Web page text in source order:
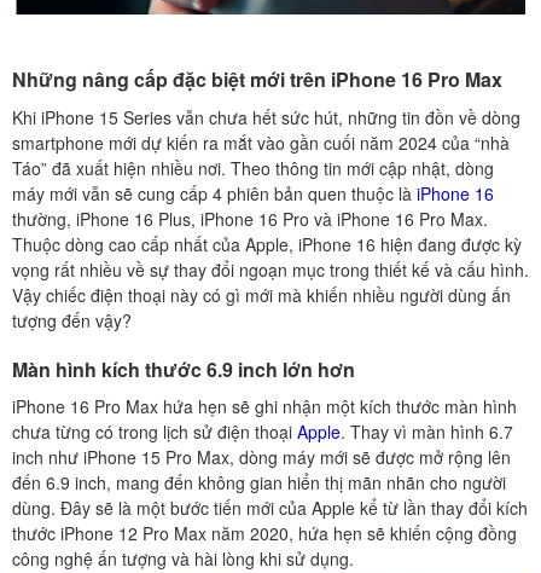
Những nâng cấp đặc biệt mới trên iPhone 16 Pro Max
Khi iPhone 15 Series vẫn chưa hết sức hút, những tin đồn về dòng
smartphone mới dự kiến ra mắt vào gần cuối năm 2024 của “nhà
Táo” đã xuất hiện nhiều nơi. Theo thông tin mới cập nhật, dòng
máy mới vẫn sẽ cung cấp 4 phiên bản quen thuộc là iPhone 16
thường, iPhone 16 Plus, iPhone 16 Pro và iPhone 16 Pro Max.
Thuộc dòng cao cấp nhất của Apple, iPhone 16 hiện đang được kỳ
vọng rất nhiều về sự thay đổi ngoạn mục trong thiết kế và cấu hình.
Vậy chiếc điện thoại này có gì mới mà khiến nhiều người dùng ấn
tượng đến vậy?
Màn hình kích thước 6.9 inch lớn hơn
iPhone 16 Pro Max hứa hẹn sẽ ghi nhận một kích thước màn hình
chưa từng có trong lịch sử điện thoại Apple. Thay vì màn hình 6.7
inch như iPhone 15 Pro Max, dòng máy mới sẽ được mở rộng lên
đến 6.9 inch, mang đến không gian hiển thị mãn nhãn cho người
dùng. Đây sẽ là một bước tiến mới của Apple kể từ lần thay đổi kích
thước iPhone 12 Pro Max năm 2020, hứa hẹn sẽ khiến cộng đồng
công nghệ ấn tượng và hài lòng khi sử dụng.